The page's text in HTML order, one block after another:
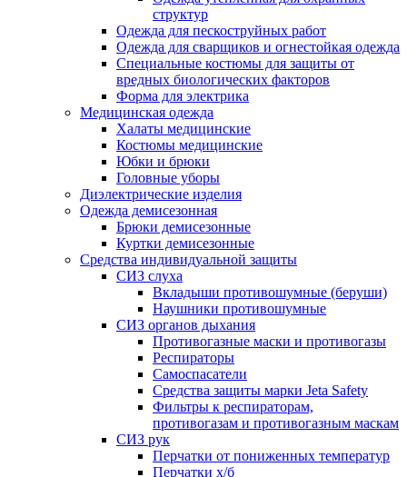
структур
Одежда для пескоструйных работ
Одежда для сварщиков и огнестойкая одежда
Специальные костюмы для защиты от
вредных биологических факторов
Форма для электрика
Медицинская одежда
Халаты медицинские
Костюмы медицинские
Юбки и брюки
Головные уборы
Диэлектрические изделия
Одежда демисезонная
Брюки демисезонные
Куртки демисезонные
Средства индивидуальной защиты
СИЗ слуха
Вкладыши противошумные (беруши)
Наушники противошумные
СИЗ органов дыхания
Противогазные маски и противогазы
Респираторы
Самоспасатели
Средства защиты марки Jeta Safety
Фильтры к респираторам,
противогазам и противогазным маскам
СИЗ рук
Перчатки от пониженных температур
Перчатки х/б